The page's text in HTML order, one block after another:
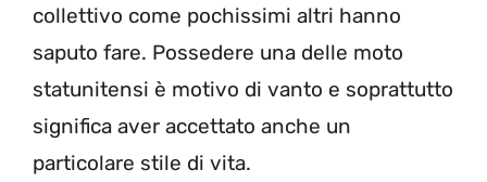
collettivo come pochissimi altri hanno
saputo fare. Possedere una delle moto
statunitensi è motivo di vanto e soprattutto
significa aver accettato anche un
particolare stile di vita.